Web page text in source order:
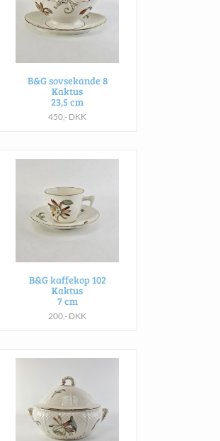
B&G sovsekande 8
Kaktus
23,5 cm
450,- DKK
B&G kaffekop 102
Kaktus
7 cm
200,- DKK